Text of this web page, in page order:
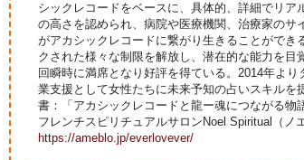
シックレコードをベースに、具体的、詳細でリア
の高さを認められ、病院や医療機関、治療家のサ
がアカシックレコードに繋がり生きることがで
クされた様々な制限を解放し、潜在的な能力を
回瞬時に満席となり好評を得ている。2014年よ
業支援として女性たちに未来予知の占いスキル
書：「アカシックレコードと龍ー魂につながる
フレンチスピリチュアルサロンNoel Spiritual（ノ
https://ameblo.jp/everlovever/